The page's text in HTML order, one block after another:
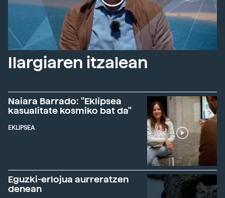
Ilargiaren itzalean
Naiara Barrado: "Eklipsea
kasualitate kosmiko bat da"
EKLIPSEA
Eguzki-erlojua aurreratzen
denean